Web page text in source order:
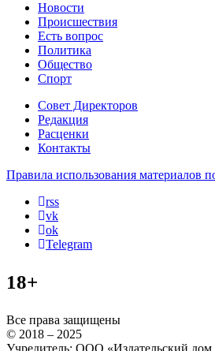
Новости
Происшествия
Есть вопрос
Политика
Общество
Спорт
Совет Директоров
Редакция
Расценки
Контакты
Правила использования материалов
rss
vk
ok
Telegram
18+
Все права защищены
© 2018 – 2025